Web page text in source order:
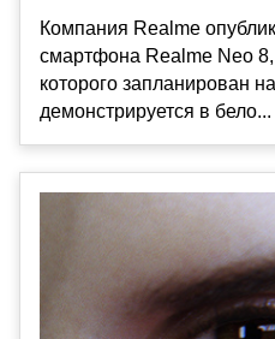
Компания Realme
смартфона Realme Neo
которого запланирован
демонстрируется в бело...